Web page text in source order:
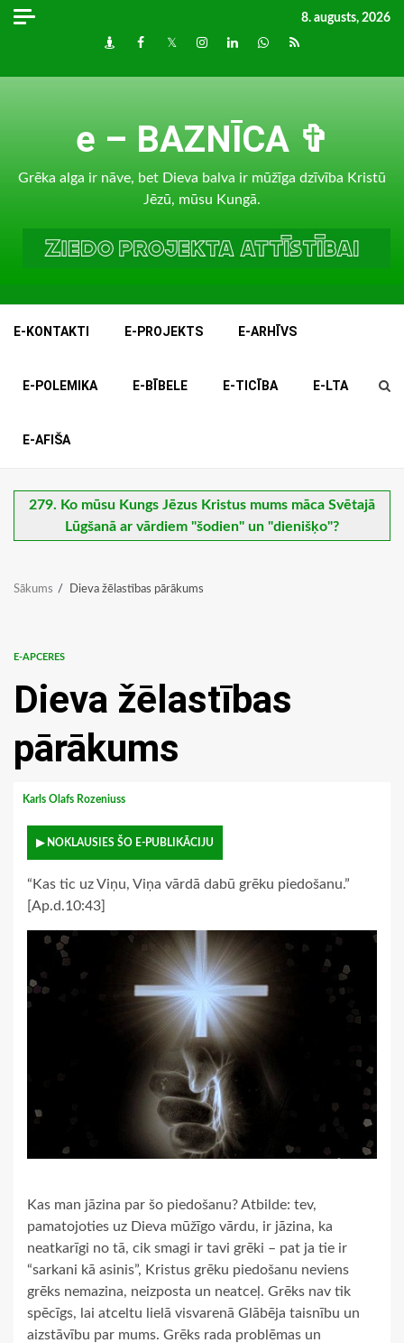
Skip
8. augusts, 2026
DraugiemFacebook
TwitterInstagram
LinkedInwhatsapp
RSS
e – BAZNĪCA ✞
Grēka alga ir nāve, bet Dieva balva ir mūžīga dzīvība Kristū
Jēzū, mūsu Kungā.
E-KONTAKTI E-PROJEKTS E-ARHĪVS
E-POLEMIKA E-BĪBELE E-TICĪBA E-LTA
E-AFIŠA
279. Ko mūsu Kungs Jēzus Kristus mums māca Svētajā
Lūgšanā ar vārdiem "šodien" un "dienišķo"?
Sākums Dieva žēlastības pārākums
E-APCERES
Dieva žēlastības
pārākums
Karls Olafs Rozeniuss
▶ NOKLAUSIES ŠO E-PUBLIKĀCIJU
“Kas tic uz Viņu, Viņa vārdā dabū grēku piedošanu.”
[Ap.d.10:43]
Kas man jāzina par šo piedošanu? Atbilde: tev,
pamatojoties uz Dieva mūžīgo vārdu, ir jāzina, ka
neatkarīgi no tā, cik smagi ir tavi grēki – pat ja tie ir
“sarkani kā asinis”, Kristus grēku piedošanu neviens
grēks nemazina, neizposta un neatceļ. Grēks nav tik
spēcīgs, lai atceltu lielā visvarenā Glābēja taisnību un
aizstāvību par mums. Grēks rada problēmas un